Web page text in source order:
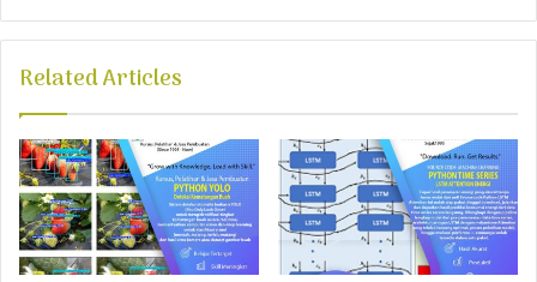
Related Articles